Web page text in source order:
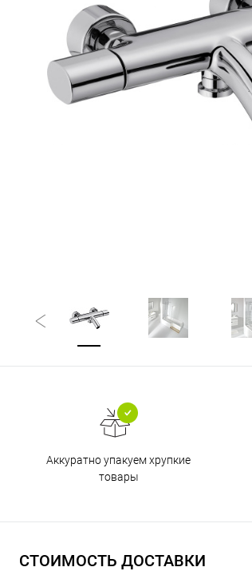
Аккуратно упакуем хрупкие
товары
СТОИМОСТЬ ДОСТАВКИ